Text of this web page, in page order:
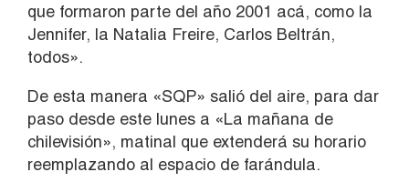
que formaron parte del año 2001 acá, como la
Jennifer, la Natalia Freire, Carlos Beltrán,
todos».
De esta manera «SQP» salió del aire, para dar
paso desde este lunes a «La mañana de
chilevisión», matinal que extenderá su horario
reemplazando al espacio de farándula.